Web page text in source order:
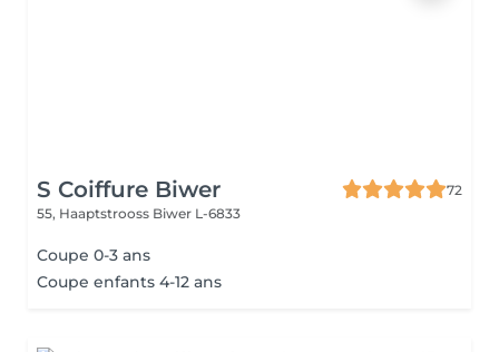
S Coiffure Biwer
72
55, Haaptstrooss Biwer L-6833
Coupe 0-3 ans
Coupe enfants 4-12 ans